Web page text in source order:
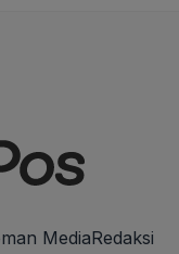
MediaRedaksi